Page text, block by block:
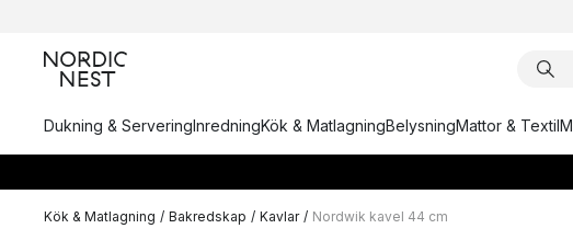
Dukning & ServeringInredningKök & MatlagningBelysningMattor & Textil
Kök & Matlagning / Bakredskap / Kavlar / Nordwik kavel 44 cm